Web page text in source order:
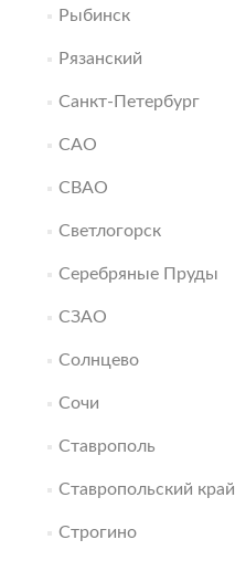
Рыбинск
Рязанский
Санкт-Петербург
САО
СВАО
Светлогорск
Серебряные Пруды
СЗАО
Солнцево
Сочи
Ставрополь
Ставропольский край
Строгино